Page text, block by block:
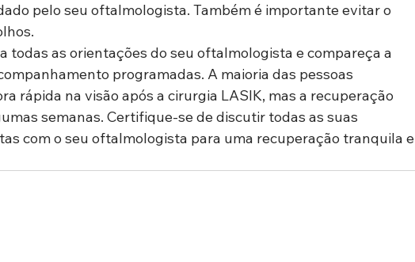
pelo seu oftalmologista. Também é importante evitar o
todas as orientações do seu oftalmologista e compareça a
programadas. A maioria das pessoas
rápida na visão após a cirurgia LASIK, mas a recuperação
semanas. Certifique-se de discutir todas as suas
com o seu oftalmologista para uma recuperação tranquila e